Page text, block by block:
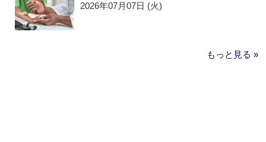
2026年07月07日 (火)
もっと見る »